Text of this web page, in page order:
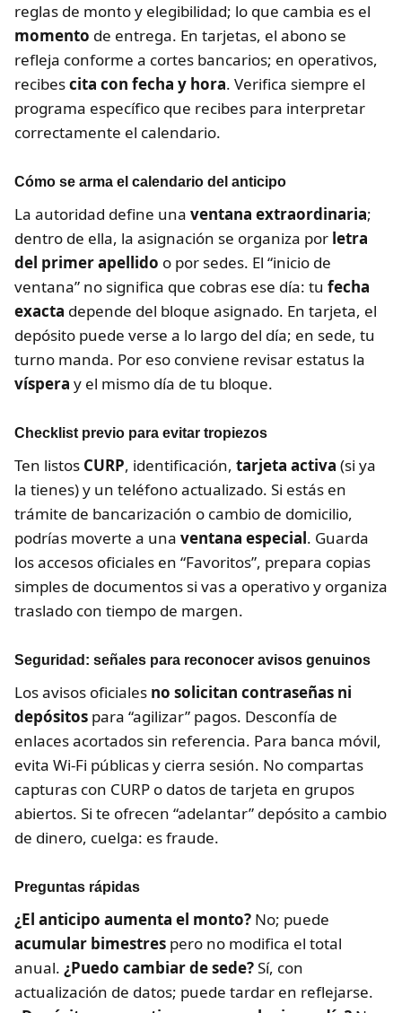
reglas de monto y elegibilidad; lo que cambia es el
momento de entrega. En tarjetas, el abono se
refleja conforme a cortes bancarios; en operativos,
recibescita con fecha y hora. Verifica siempre el
programa específico que recibes para interpretar
correctamente el calendario.
Cómo se arma el calendario del anticipo
La autoridad define una ventana extraordinaria;
dentro de ella, la asignación se organiza por letra
del primer apellido o por sedes. El “inicio de
ventana” no significa que cobras ese día: tu fecha
exacta depende del bloque asignado. En tarjeta, el
depósito puede verse a lo largo del día; en sede, tu
turno manda. Por eso conviene revisar estatus la
víspera y el mismo día de tu bloque.
Checklist previo para evitar tropiezos
Ten listos CURP, identificación, tarjeta activa (si ya
la tienes) y un teléfono actualizado. Si estás en
trámite de bancarización o cambio de domicilio,
podrías moverte a una ventana especial. Guarda
los accesos oficiales en “Favoritos”, prepara copias
simples de documentos si vas a operativo y organiza
traslado con tiempo de margen.
Seguridad: señales para reconocer avisos genuinos
Los avisos oficiales no solicitan contraseñas ni
depósitos para “agilizar” pagos. Desconfía de
enlaces acortados sin referencia. Para banca móvil,
evita Wi-Fi públicas y cierra sesión. No compartas
capturas con CURP o datos de tarjeta en grupos
abiertos. Si te ofrecen “adelantar” depósito a cambio
de dinero, cuelga: es fraude.
Preguntas rápidas
¿El anticipo aumenta el monto? No; puede
acumular bimestres pero no modifica el total
anual. ¿Puedo cambiar de sede?Sí, con
actualización de datos; puede tardar en reflejarse.